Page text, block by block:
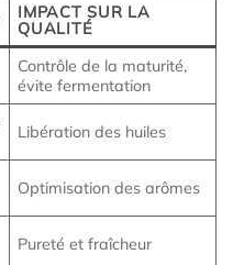
IMPACT SUR LA
QUALITÉ
Contrôle de la maturité,
évite fermentation
Libération des huiles
Optimisation des arômes
Pureté et fraîcheur